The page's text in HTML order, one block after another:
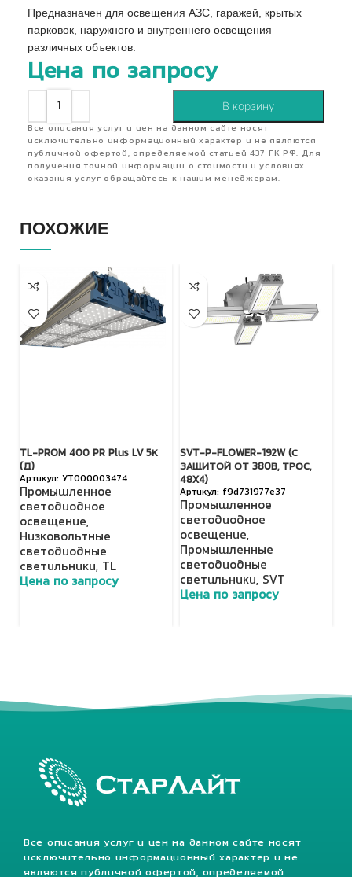
Предназначен для освещения АЗС, гаражей, крытых
парковок, наружного и внутреннего освещения
различных объектов.
Цена по запросу
В корзину
Все описания услуг и цен на данном сайте носят
исключительно информационный характер и не являются
публичной офертой, определяемой статьей 437 ГК РФ. Для
получения точной информации о стоимости и условиях
оказания услуг обращайтесь к нашим менеджерам.
ПОХОЖИЕ
TL-PROM 400 PR Plus LV 5К
(Д)
УТ000003474
Промышленное
светодиодное
освещение,
Низковольтные
светодиодные
светильники, TL
Цена по запросу
SVT-P-FLOWER-192W (С
ЗАЩИТОЙ ОТ 380В, ТРОС,
48X4)
f9d731977e37
Промышленное
светодиодное
освещение,
Промышленные
светодиодные
светильники, SVT
Цена по запросу
Все описания услуг и цен на данном сайте носят
исключительно информационный характер и не
являются публичной офертой, определяемой